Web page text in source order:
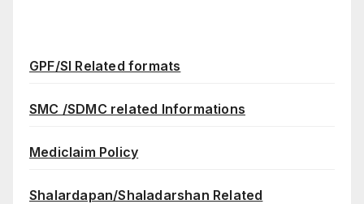
GPF/SI Related formats
SMC /SDMC related Informations
Mediclaim Policy
Shalardapan/Shaladarshan Related